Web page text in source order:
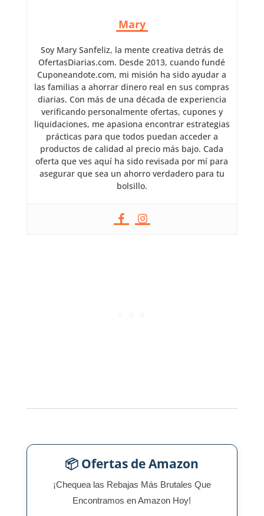
Mary
Soy Mary Sanfeliz, la mente creativa detrás de
OfertasDiarias.com. Desde 2013, cuando fundé
Cuponeandote.com, mi misión ha sido ayudar a
las familias a ahorrar dinero real en sus compras
diarias. Con más de una década de experiencia
verificando personalmente ofertas, cupones y
liquidaciones, me apasiona encontrar estrategias
prácticas para que todos puedan acceder a
productos de calidad al precio más bajo. Cada
oferta que ves aquí ha sido revisada por mí para
asegurar que sea un ahorro verdadero para tu
bolsillo.
📦 Ofertas de Amazon
¡Chequea las Rebajas Más Brutales Que
Encontramos en Amazon Hoy!